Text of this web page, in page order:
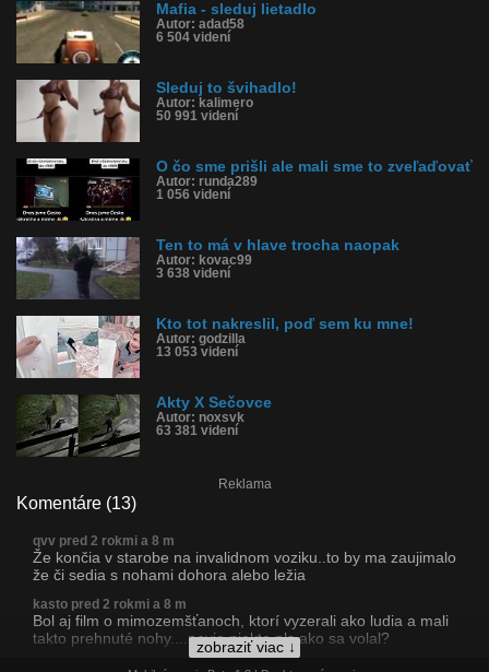
Mafia - sleduj lietadlo
Autor: adad58
6 504 videní
Sleduj to švihadlo!
Autor: kalimero
50 991 videní
O čo sme prišli ale mali sme to zveľaďovať
Autor: runda289
1 056 videní
Ten to má v hlave trocha naopak
Autor: kovac99
3 638 videní
Kto tot nakreslil, poď sem ku mne!
Autor: godzilla
13 053 videní
Akty X Sečovce
Autor: noxsvk
63 381 videní
Reklama
Komentáre (13)
zobraziť viac ↓
qvv pred 2 rokmi a 8 m
Že končia v starobe na invalidnom voziku..to by ma zaujimalo
že či sedia s nohami dohora alebo ležia
kasto pred 2 rokmi a 8 m
Bol aj film o mimozemšťanoch, ktorí vyzerali ako ludia a mali
takto prehnuté nohy....nevie niekto pls ako sa volal?
danpaulok pred 2 rokmi a 8 m